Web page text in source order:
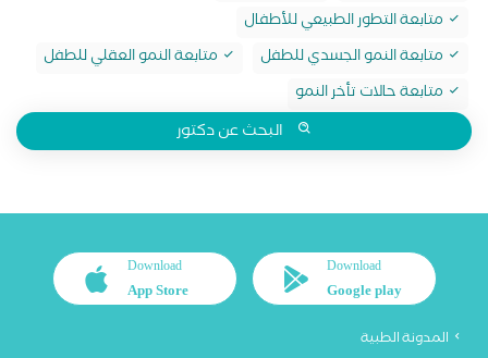
متابعة التطور الطبيعي للأطفال
متابعة النمو الجسدي للطفل
متابعة النمو العقلي للطفل
متابعة حالات تأخر النمو
البحث عن دكتور
Download
Google play
Download
App Store
المدونة الطبية